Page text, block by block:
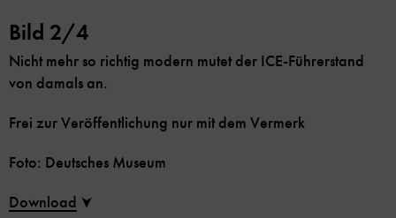
Bild 2/4
Nicht mehr so richtig modern mutet der ICE-Führerstand
von damals an.
Frei zur Veröffentlichung nur mit dem Vermerk
Foto: Deutsches Museum
Download